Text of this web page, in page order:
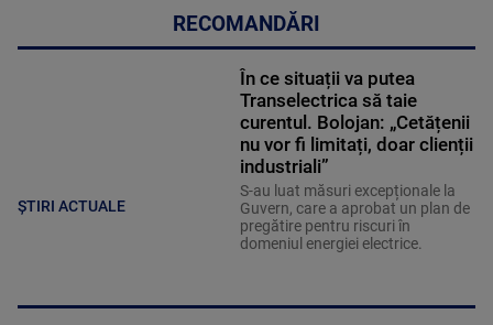
RECOMANDĂRI
ȘTIRI ACTUALE
În ce situații va putea
Transelectrica să taie
curentul. Bolojan: „Cetățenii
nu vor fi limitați, doar clienții
industriali”
S-au luat măsuri excepționale la
Guvern, care a aprobat un plan de
pregătire pentru riscuri în
domeniul energiei electrice.